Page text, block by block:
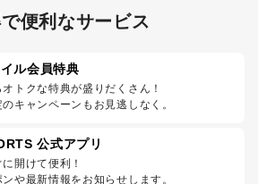
便利なサービス
ル会員特典
トクな特典が盛りだくさん！
キャンペーンもお見逃しなく。
公式アプリ
開けて便利！
や最新情報をお知らせします。